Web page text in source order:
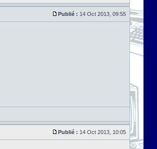
Publié : 14 Oct 2013, 09:55
Publié : 14 Oct 2013, 10:05